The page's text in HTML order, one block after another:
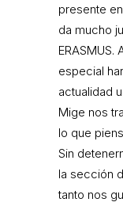
presente
da mucho
especial
actualidad
Mige nos
lo que
Sin
la sección
tanto nos